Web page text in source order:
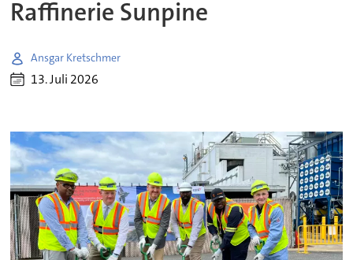
Raffinerie Sunpine
Ansgar Kretschmer
13. Juli 2026